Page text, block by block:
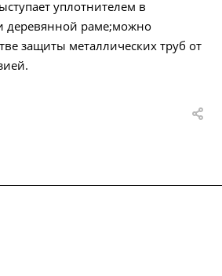
уплотнителем в
деревянной раме;можно
защиты металлических труб от